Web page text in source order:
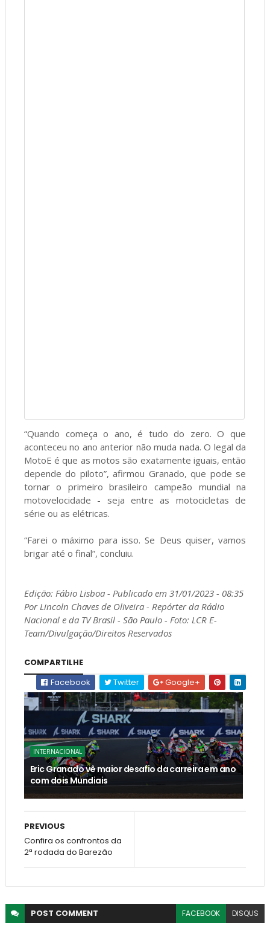
“Quando começa o ano, é tudo do zero. O que
aconteceu no ano anterior não muda nada. O legal da
MotoE é que as motos são exatamente iguais, então
depende do piloto”, afirmou Granado, que pode se
tornar o primeiro brasileiro campeão mundial na
motovelocidade - seja entre as motocicletas de
série ou as elétricas.
“Farei o máximo para isso. Se Deus quiser, vamos
brigar até o final”, concluiu.
Edição: Fábio Lisboa - Publicado em 31/01/2023 - 08:35
Por Lincoln Chaves de Oliveira - Repórter da Rádio
Nacional e da TV Brasil - São Paulo - Foto: LCR E-
Team/Divulgação/Direitos Reservados
COMPARTILHE
Facebook
Twitter Google+
INTERNACIONAL
Eric Granado vê maior desafio da carreira em ano
com dois Mundiais
PREVIOUS
Confira os confrontos da
2ª rodada do Barezão
POST COMMENT FACEBOOK DISQUS